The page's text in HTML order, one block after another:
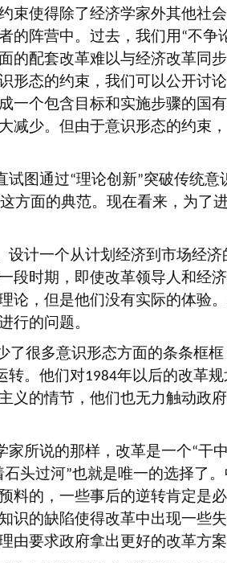
使得除了经济学家外其他社
的阵营中。过去，我们用 “不争
的配套改革难以与经济改革同
形态的约束，我们可以公开讨
一个包含目标和实施步骤的国
减少。但由于意识形态的约束
试图通过“理论创新”突破传统意
方面的典范。现在看来，为了
计一个从计划经济到市场经
段时期，即使改革领导人和经
，但是他们没有实际的体验
行的问题。
很多意识形态方面的条条框
转。他们对1984年以后的改革
义的情节，他们也无力触动政
家所说的那样，改革是一个“干
石头过河”也就是唯一的选择了
的，一些事后的逆转肯定是
识的缺陷使得改革中出现一些
要求政府拿出更好的改革方案